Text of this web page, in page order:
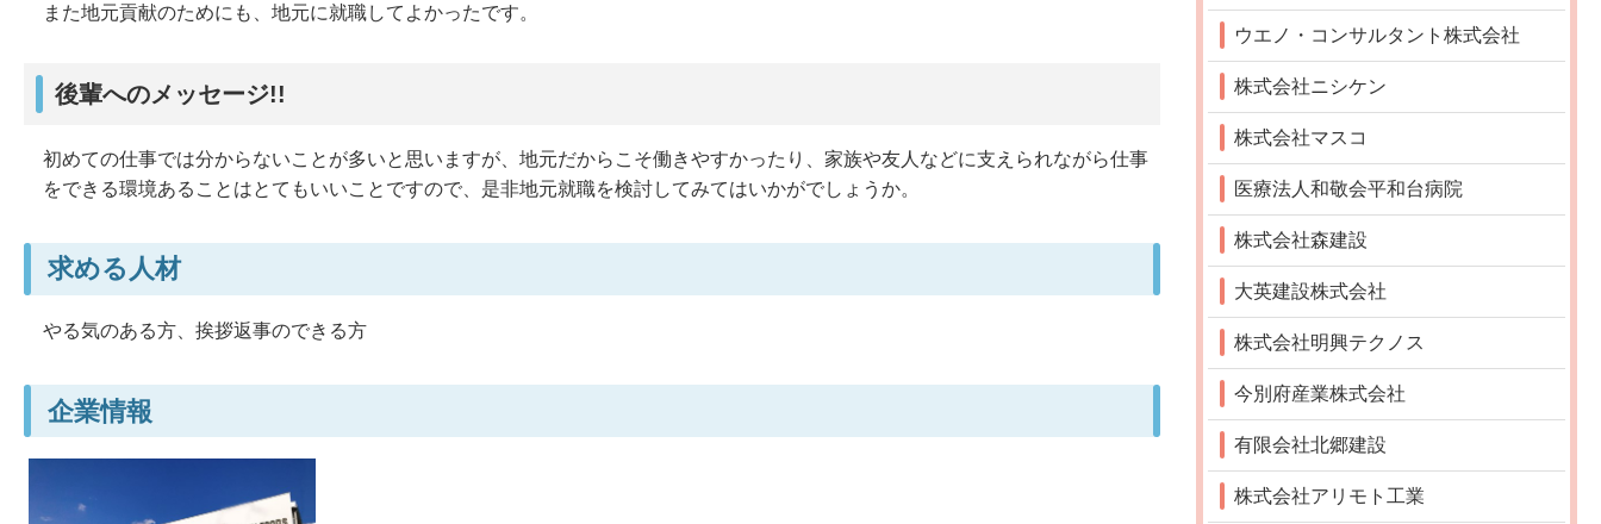
また地元貢献のためにも、地元に就職してよかったです。
後輩へのメッセージ!!
初めての仕事では分からないことが多いと思いますが、地元だからこそ働きやすかったり、家族や友人などに支えられながら仕事
をできる環境あることはとてもいいことですので、是非地元就職を検討してみてはいかがでしょうか。
求める人材
やる気のある方、挨拶返事のできる方
企業情報
ウエノ・コンサルタント株式会社
株式会社ニシケン
株式会社マスコ
医療法人和敬会平和台病院
株式会社森建設
大英建設株式会社
株式会社明興テクノス
今別府産業株式会社
有限会社北郷建設
株式会社アリモト工業